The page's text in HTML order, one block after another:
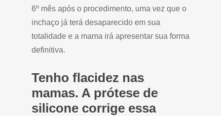
6º mês após o procedimento, uma vez que o
inchaço já terá desaparecido em sua
totalidade e a mama irá apresentar sua forma
definitiva.
Tenho flacidez nas
mamas. A prótese de
silicone corrige essa